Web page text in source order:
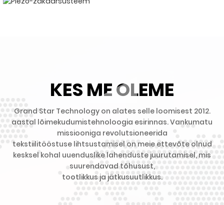
KES ME OLEME
Grand Star Technology on alates selle loomisest 2012.
aastal lõimekudumistehnoloogia esirinnas. Vankumatu
missiooniga revolutsioneerida
tekstiilitööstuse lihtsustamisel on meie ettevõte olnud
kesksel kohal uuenduslike lahenduste juurutamisel, mis
suurendavad tõhusust,
tootlikkus ja jätkusuutlikkus.